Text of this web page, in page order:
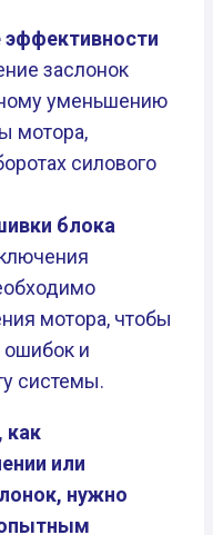
заслонок
уменьшению
мотора,
силового
блока
мотора, чтобы
ошибок и
системы.
как
или
нужно
опытным